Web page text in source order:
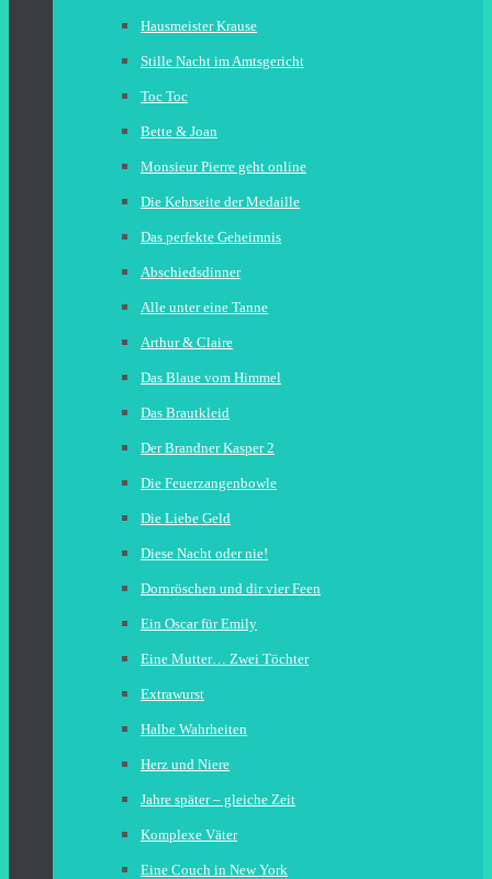
Hausmeister Krause
Stille Nacht im Amtsgericht
Toc Toc
Bette & Joan
Monsieur Pierre geht online
Die Kehrseite der Medaille
Das perfekte Geheimnis
Abschiedsdinner
Alle unter eine Tanne
Arthur & Claire
Das Blaue vom Himmel
Das Brautkleid
Der Brandner Kasper 2
Die Feuerzangenbowle
Die Liebe Geld
Diese Nacht oder nie!
Dornröschen und dir vier Feen
Ein Oscar für Emily
Eine Mutter… Zwei Töchter
Extrawurst
Halbe Wahrheiten
Herz und Niere
Jahre später – gleiche Zeit
Komplexe Väter
Eine Couch in New York